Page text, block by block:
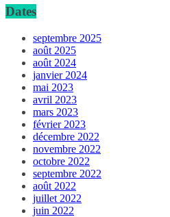
Dates
septembre 2025
août 2025
août 2024
janvier 2024
mai 2023
avril 2023
mars 2023
février 2023
décembre 2022
novembre 2022
octobre 2022
septembre 2022
août 2022
juillet 2022
juin 2022